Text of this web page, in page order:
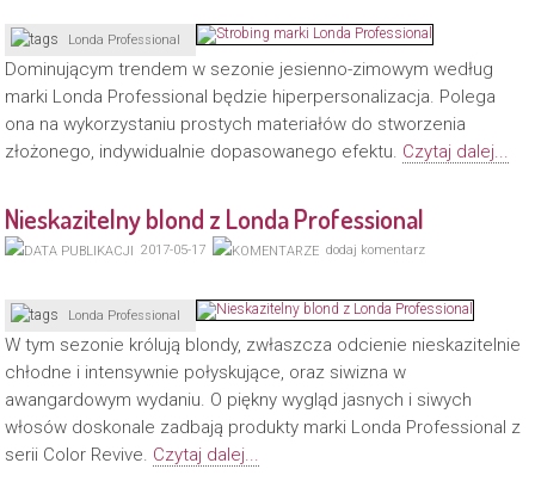
Londa Professional
Dominującym trendem w sezonie jesienno-zimowym według
marki Londa Professional będzie hiperpersonalizacja. Polega
ona na wykorzystaniu prostych materiałów do stworzenia
złożonego, indywidualnie dopasowanego efektu. Czytaj dalej...
Nieskazitelny blond z Londa Professional
2017-05-17 dodaj komentarz
Londa Professional
W tym sezonie królują blondy, zwłaszcza odcienie nieskazitelnie
chłodne i intensywnie połyskujące, oraz siwizna w
awangardowym wydaniu. O piękny wygląd jasnych i siwych
włosów doskonale zadbają produkty marki Londa Professional z
serii Color Revive. Czytaj dalej...